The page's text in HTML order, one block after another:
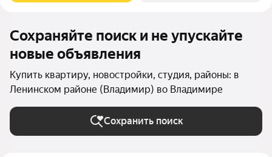
Сохраняйте поиск и не упускайте
новые объявления
Купить квартиру, новостройки, студия, районы: в
Ленинском районе (Владимир) во Владимире
Сохранить поиск